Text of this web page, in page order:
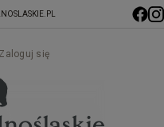
Zaloguj się